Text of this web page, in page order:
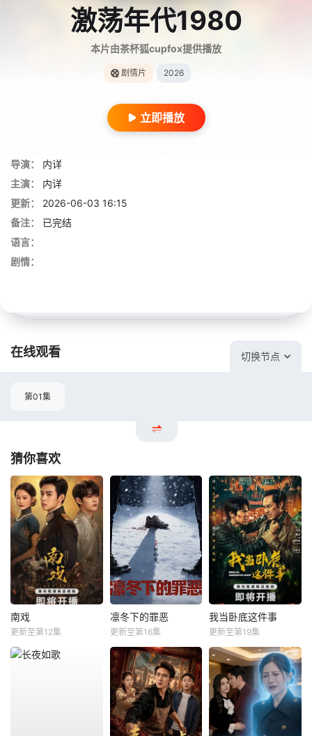
激荡年代1980
本片由茶杯狐cupfox提供播放
剧情片 2026
立即播放
导演：
内详
主演：
内详
更新：
2026-06-03 16:15
备注：
已完结
语言：
剧情：
在线观看 切换节点
第01集
猜你喜欢
南戏
更新至第12集
凛冬下的罪恶
更新至第16集
我当卧底这件事
更新至第19集